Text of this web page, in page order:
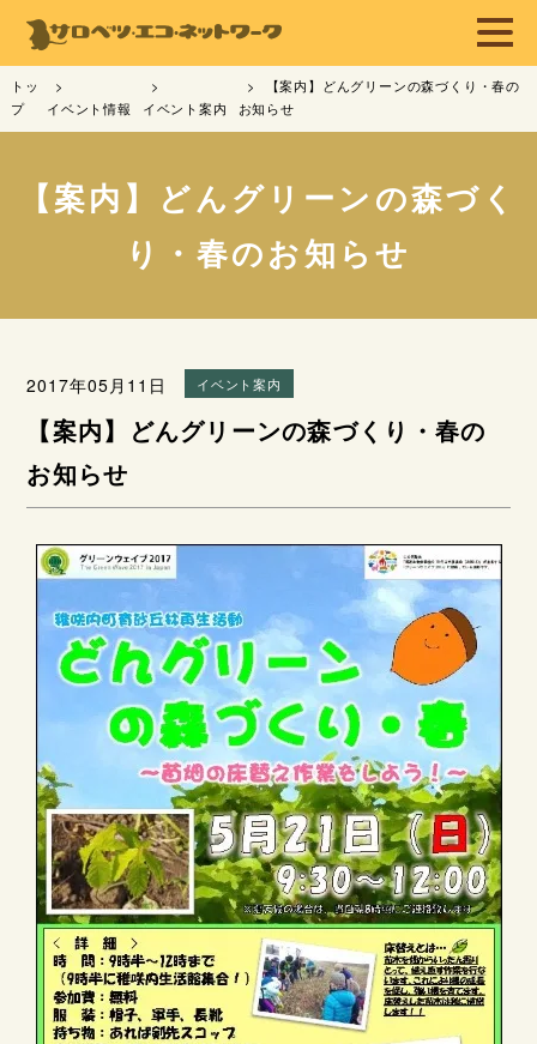
トッ
プ
イベント情報 イベント案内
【案内】どんグリーンの森づくり・春の
お知らせ
【案内】どんグリーンの森づく
り・春のお知らせ
2017年05月11日 イベント案内
【案内】どんグリーンの森づくり・春の
お知らせ